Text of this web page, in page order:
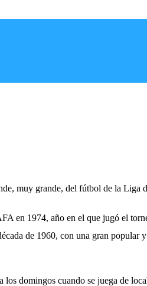
muy grande, del fútbol de la Liga
en 1974, año en el que jugó el
de 1960, con una gran popular
domingos cuando se juega de